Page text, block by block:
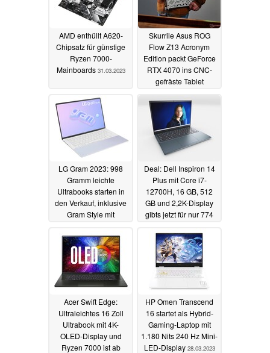
AMD enthüllt A620-
Chipsatz für günstige
Ryzen 7000-
Mainboards 31.03.2023
Skurrile Asus ROG
Flow Z13 Acronym
Edition packt GeForce
RTX 4070 ins CNC-
gefräste Tablet
31.03.2023
LG Gram 2023: 998
Gramm leichte
Ultrabooks starten in
den Verkauf, inklusive
Gram Style mit
30.03.2023
Deal: Dell Inspiron 14
Plus mit Core i7-
12700H, 16 GB, 512
GB und 2,2K-Display
gibts jetzt für nur 774
Acer Swift Edge:
Ultraleichtes 16 Zoll
Ultrabook mit 4K-
OLED-Display und
Ryzen 7000 ist ab
HP Omen Transcend
16 startet als Hybrid-
Gaming-Laptop mit
1.180 Nits 240 Hz Mini-
LED-Display 28.03.2023